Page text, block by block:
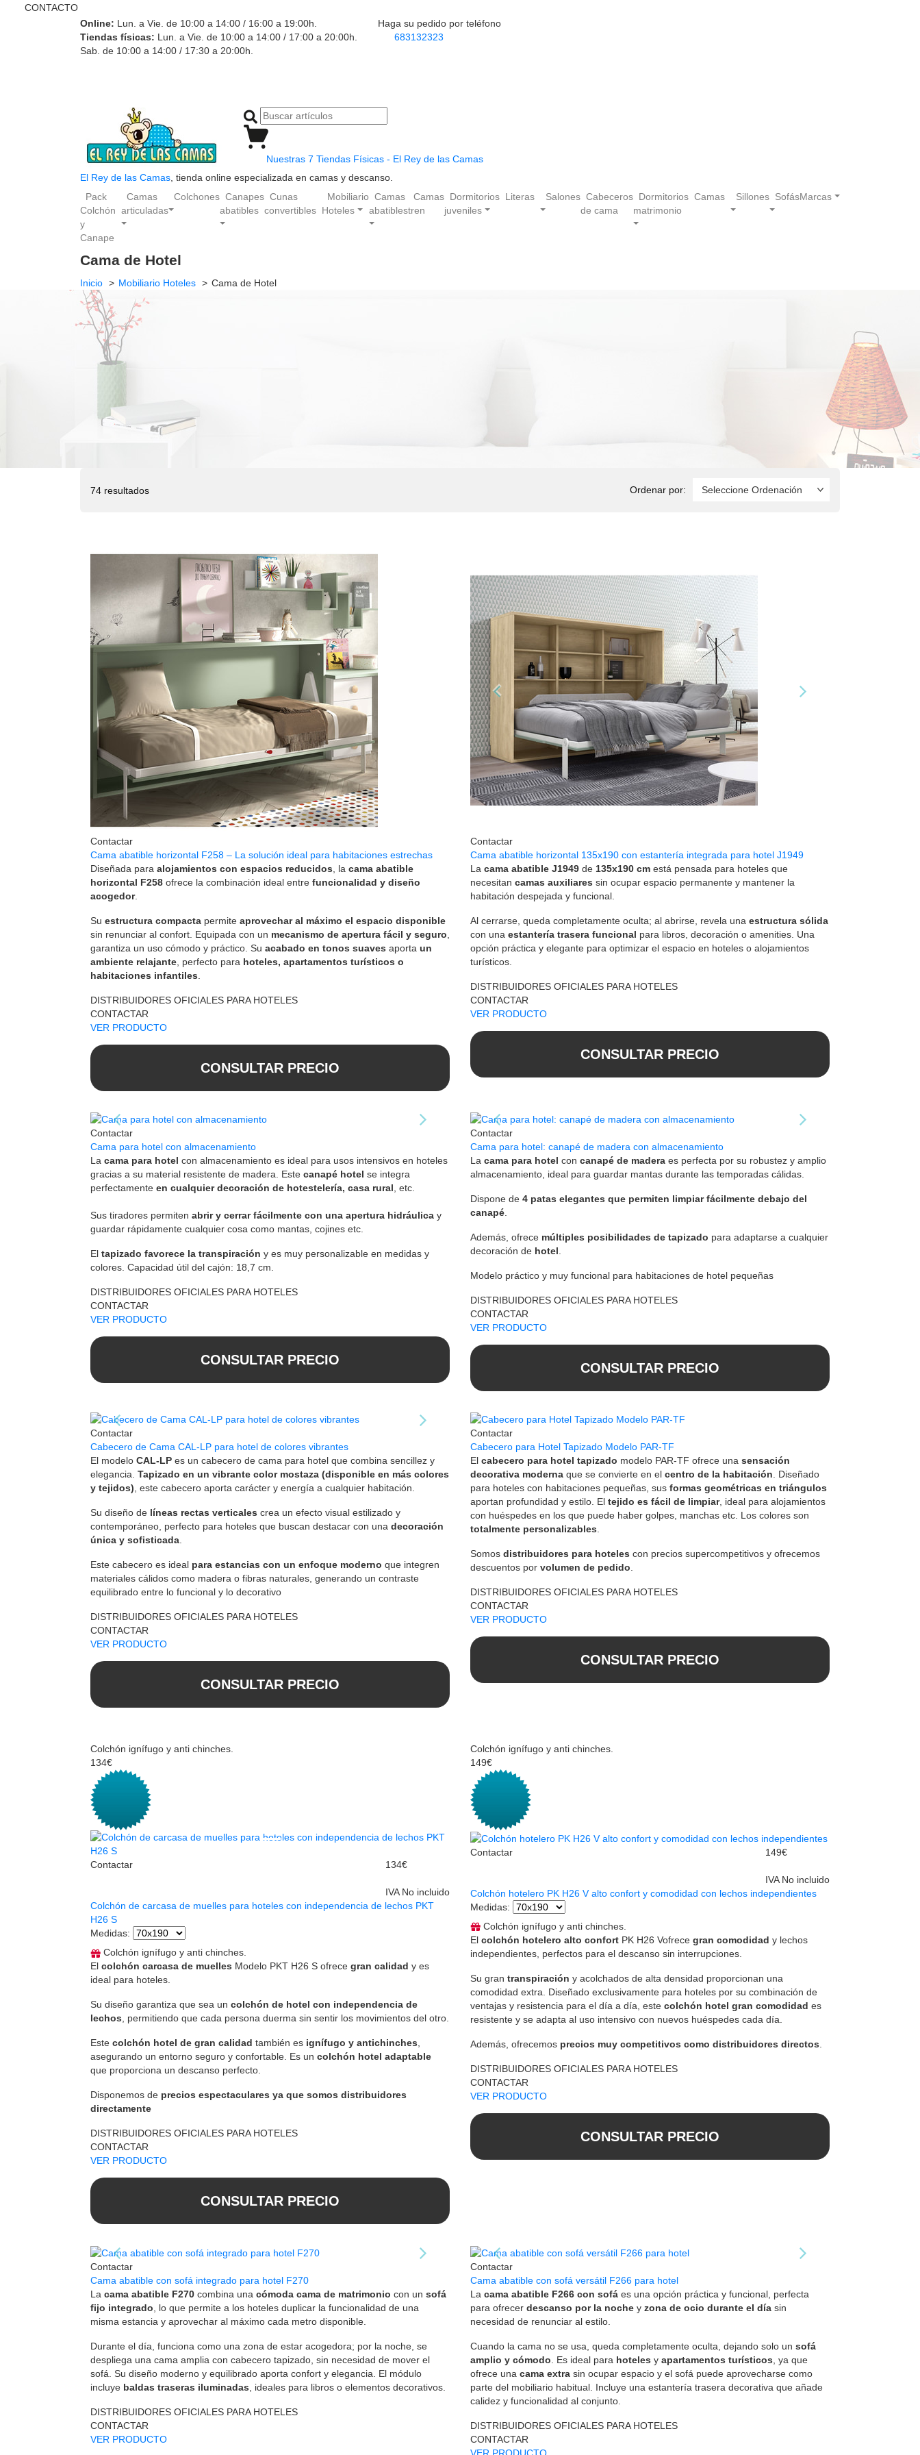
CONTACTO
Online: Lun. a Vie. de 10:00 a 14:00 / 16:00 a 19:00h.
Tiendas físicas: Lun. a Vie. de 10:00 a 14:00 / 17:00 a 20:00h.
Sab. de 10:00 a 14:00 / 17:30 a 20:00h.
Haga su pedido por teléfono
683132323
Nuestras 7 Tiendas Físicas - El Rey de las Camas
El Rey de las Camas , tienda online especializada en camas y descanso.
Pack
Colchón
y
Canape
Camas
articuladas
Colchones Canapes
abatibles
Cunas
convertibles
Mobiliario
Hoteles
Camas
abatibles
Camas
tren
Dormitorios
juveniles
Literas Salones Cabeceros
de cama
Dormitorios
matrimonio
Camas Sillones SofásMarcas
Cama de Hotel
Inicio Mobiliario Hoteles Cama de Hotel
74 resultados Ordenar por:
Contactar
Cama abatible horizontal F258 – La solución ideal para habitaciones estrechas
Diseñada para alojamientos con espacios reducidos , la cama abatible
horizontal F258 ofrece la combinación ideal entre funcionalidad y diseño
acogedor.
Su estructura compacta permite aprovechar al máximo el espacio disponible
sin renunciar al confort. Equipada con un mecanismo de apertura fácil y seguro
garantiza un uso cómodo y práctico. Su acabado en tonos suaves aporta un
ambiente relajante , perfecto para hoteles, apartamentos turísticos o
habitaciones infantiles
DISTRIBUIDORES OFICIALES PARA HOTELES
CONTACTAR
VER PRODUCTO
CONSULTAR PRECIO
Contactar
Cama abatible horizontal 135x190 con estantería integrada para hotel J1949
La cama abatible J1949 de 135x190 cm está pensada para hoteles que
necesitan camas auxiliares sin ocupar espacio permanente y mantener la
habitación despejada y funcional.
Al cerrarse, queda completamente oculta; al abrirse, revela una estructura sólida
con una estantería trasera funcional para libros, decoración o amenities. Una
opción práctica y elegante para optimizar el espacio en hoteles o alojamientos
turísticos.
DISTRIBUIDORES OFICIALES PARA HOTELES
CONTACTAR
VER PRODUCTO
CONSULTAR PRECIO
Contactar
Cama para hotel con almacenamiento
La cama para hotel con almacenamiento es ideal para usos intensivos en hoteles
gracias a su material resistente de madera. Este canapé hotel se integra
perfectamente en cualquier decoración de hotestelería, casa rural , etc.
Sus tiradores permiten abrir y cerrar fácilmente con una apertura hidráulica y
guardar rápidamente cualquier cosa como mantas, cojines etc.
El tapizado favorece la transpiración y es muy personalizable en medidas y
colores. Capacidad útil del cajón: 18,7 cm.
DISTRIBUIDORES OFICIALES PARA HOTELES
CONTACTAR
VER PRODUCTO
CONSULTAR PRECIO
Contactar
Cama para hotel: canapé de madera con almacenamiento
La cama para hotel con canapé de madera es perfecta por su robustez y amplio
almacenamiento, ideal para guardar mantas durante las temporadas cálidas.
Dispone de 4 patas elegantes que permiten limpiar fácilmente debajo del
canapé
Además, ofrece múltiples posibilidades de tapizado para adaptarse a cualquier
decoración de hotel
Modelo práctico y muy funcional para habitaciones de hotel pequeñas
DISTRIBUIDORES OFICIALES PARA HOTELES
CONTACTAR
VER PRODUCTO
CONSULTAR PRECIO
Contactar
Cabecero de Cama CAL-LP para hotel de colores vibrantes
El modelo CAL-LP es un cabecero de cama para hotel que combina sencillez y
elegancia. Tapizado en un vibrante color mostaza (disponible en más colores
y tejidos), este cabecero aporta carácter y energía a cualquier habitación.
Su diseño de líneas rectas verticales crea un efecto visual estilizado y
contemporáneo, perfecto para hoteles que buscan destacar con una decoración
única y sofisticada.
Este cabecero es ideal para estancias con un enfoque moderno que integren
materiales cálidos como madera o fibras naturales, generando un contraste
equilibrado entre lo funcional y lo decorativo
DISTRIBUIDORES OFICIALES PARA HOTELES
CONTACTAR
VER PRODUCTO
CONSULTAR PRECIO
Contactar
Cabecero para Hotel Tapizado Modelo PAR-TF
El cabecero para hotel tapizado modelo PAR-TF ofrece una sensación
decorativa moderna que se convierte en el centro de la habitación. Diseñado
para hoteles con habitaciones pequeñas, sus formas geométricas en triángulos
aportan profundidad y estilo. El tejido es fácil de limpiar, ideal para alojamientos
con huéspedes en los que puede haber golpes, manchas etc. Los colores son
totalmente personalizables.
Somos distribuidores para hoteles con precios supercompetitivos y ofrecemos
descuentos por volumen de pedido.
DISTRIBUIDORES OFICIALES PARA HOTELES
CONTACTAR
VER PRODUCTO
CONSULTAR PRECIO
Colchón ignífugo y anti chinches.
134€
Contactar 134€
IVA No incluido
Colchón de carcasa de muelles para hoteles con independencia de lechos PKT
H26 S
Medidas:
Colchón ignífugo y anti chinches.
El colchón carcasa de muelles Modelo PKT H26 S ofrece gran calidad y es
ideal para hoteles.
Su diseño garantiza que sea un colchón de hotel con independencia de
lechos, permitiendo que cada persona duerma sin sentir los movimientos del otro.
Este colchón hotel de gran calidad también es ignífugo y antichinches,
asegurando un entorno seguro y confortable. Es un colchón hotel adaptable
que proporciona un descanso perfecto.
Disponemos de precios espectaculares ya que somos distribuidores
directamente
DISTRIBUIDORES OFICIALES PARA HOTELES
CONTACTAR
VER PRODUCTO
CONSULTAR PRECIO
Colchón ignífugo y anti chinches.
149€
Contactar 149€
IVA No incluido
Colchón hotelero PK H26 V alto confort y comodidad con lechos independientes
Medidas:
Colchón ignífugo y anti chinches.
El colchón hotelero alto confort PK H26 Vofrece gran comodidad y lechos
independientes, perfectos para el descanso sin interrupciones.
Su gran transpiración y acolchados de alta densidad proporcionan una
comodidad extra. Diseñado exclusivamente para hoteles por su combinación de
ventajas y resistencia para el día a día, este colchón hotel gran comodidad es
resistente y se adapta al uso intensivo con nuevos huéspedes cada día.
Además, ofrecemos precios muy competitivos como distribuidores directos
DISTRIBUIDORES OFICIALES PARA HOTELES
CONTACTAR
VER PRODUCTO
CONSULTAR PRECIO
Contactar
Cama abatible con sofá integrado para hotel F270
La cama abatible F270 combina una cómoda cama de matrimonio con un sofá
fijo integrado , lo que permite a los hoteles duplicar la funcionalidad de una
misma estancia y aprovechar al máximo cada metro disponible.
Durante el día, funciona como una zona de estar acogedora; por la noche, se
despliega una cama amplia con cabecero tapizado, sin necesidad de mover el
sofá. Su diseño moderno y equilibrado aporta confort y elegancia. El módulo
incluye baldas traseras iluminadas , ideales para libros o elementos decorativos.
DISTRIBUIDORES OFICIALES PARA HOTELES
CONTACTAR
VER PRODUCTO
Contactar
Cama abatible con sofá versátil F266 para hotel
La cama abatible F266 con sofá es una opción práctica y funcional, perfecta
para ofrecer descanso por la noche y zona de ocio durante el día sin
necesidad de renunciar al estilo.
Cuando la cama no se usa, queda completamente oculta, dejando solo un sofá
amplio y cómodo . Es ideal para hoteles y apartamentos turísticos , ya que
ofrece una cama extra sin ocupar espacio y el sofá puede aprovecharse como
parte del mobiliario habitual. Incluye una estantería trasera decorativa que añade
calidez y funcionalidad al conjunto.
DISTRIBUIDORES OFICIALES PARA HOTELES
CONTACTAR
VER PRODUCTO